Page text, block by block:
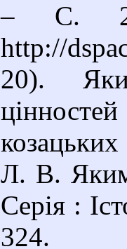
– С.
http://
20).
Л. В.
Серія :
324.